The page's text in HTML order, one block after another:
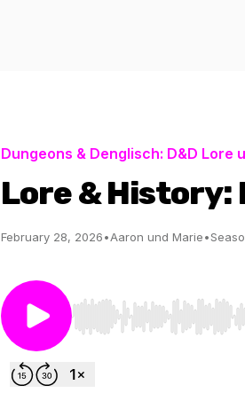
Dungeons & Denglisch: D&D Lore
Lore & History:
February 28, 2026•Aaron und Marie•
Use Left/Right to seek,